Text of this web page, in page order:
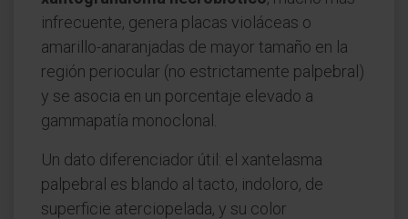
infrecuente, genera placas violáceas o
amarillo-anaranjadas de mayor tamaño en la
región periocular (no estrictamente palpebral)
y se asocia en un porcentaje elevado a
gammapatía monoclonal.
Un dato diferenciador útil: el xantelasma
palpebral es blando al tacto, indoloro, de
superficie aterciopelada, y su color